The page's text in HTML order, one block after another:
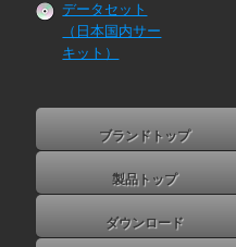
データセット
（日本国内サー
キット）
ブランドトップ
製品トップ
ダウンロード